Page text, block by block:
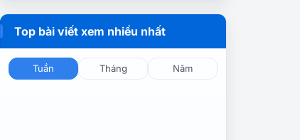
Tour du lịch Singapore –
Dubai – Abu Dhabi dịp Tết
(6N5Đ): Trải nghiệm thành
phố xa hoa
Top bài viết xem nhiều nhất
Tuần Tháng Năm